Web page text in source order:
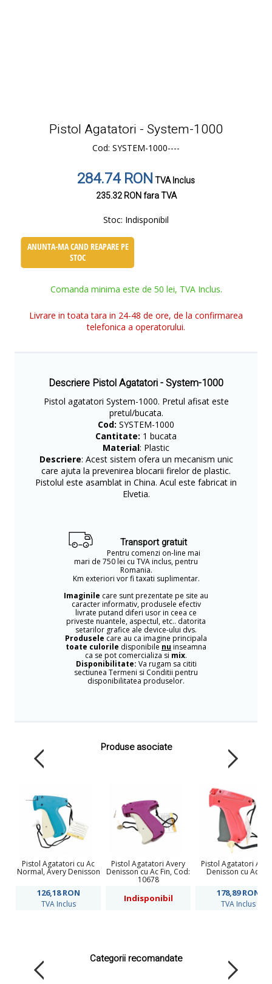
Pistol Agatatori - System-1000
Cod: SYSTEM-1000----
284.74 RONTVA Inclus
235.32 RONfara TVA
Stoc: Indisponibil
ANUNTA-MA CAND REAPARE PE
STOC
Comanda minima este de 50 lei, TVA Inclus.
Livrare in toata tara in 24-48 de ore, de la confirmarea
telefonica a operatorului.
Descriere Pistol Agatatori - System-1000
Pistol agatatori System-1000. Pretul afisat este
pretul/bucata.
Cod: SYSTEM-1000
Cantitate: 1 bucata
Material: Plastic
Descriere: Acest sistem ofera un mecanism unic
care ajuta la prevenirea blocarii firelor de plastic.
Pistolul este asamblat in China. Acul este fabricat in
Elvetia.
Transport gratuit
Pentru comenzi on-line mai
mari de 750 lei cu TVA inclus, pentru
Romania.
Km exteriori vor fi taxati suplimentar.
Imaginile care sunt prezentate pe site au
caracter informativ, produsele efectiv
livrate putand diferi usor in ceea ce
priveste nuantele, aspectul, etc.. datorita
setarilor grafice ale device-ului dvs.
Produsele care au ca imagine principala
toate culorile disponibile nu inseamna
ca se pot comercializa si mix.
Disponibilitate: Va rugam sa cititi
sectiunea Termeni si Conditii pentru
disponibilitatea produselor.
Produse asociate
Pistol Agatatori cu Ac
Normal, Avery Denisson
126,18RON
TVA Inclus
Pistol Agatatori Avery
Denisson cu Ac Fin, Cod:
10678
Indisponibil
Pistol Agatatori
Denisson cu Ac Fin
178,89RON
TVA Inclus
Categorii recomandate